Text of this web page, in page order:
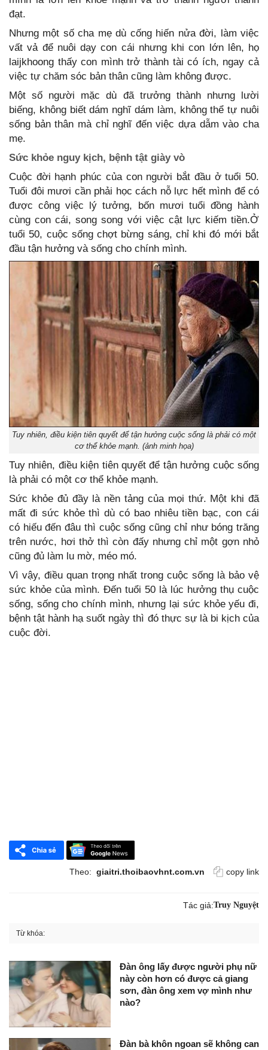
đạt.
Nhưng một số cha mẹ dù cống hiến nửa đời, làm việc
vất vả để nuôi dạy con cái nhưng khi con lớn lên, họ
laijkhoong thấy con mình trở thành tài có ích, ngay cả
việc tự chăm sóc bản thân cũng làm không được.
Một số người mặc dù đã trưởng thành nhưng lười
biếng, không biết dám nghĩ dám làm, không thể tự nuôi
sống bản thân mà chỉ nghĩ đến việc dựa dẫm vào cha
mẹ.
Sức khỏe nguy kịch, bệnh tật giày vò
Cuộc đời hạnh phúc của con người bắt đầu ở tuổi 50.
Tuổi đôi mươi cần phải học cách nỗ lực hết mình để có
được công việc lý tưởng, bốn mươi tuổi đồng hành
cùng con cái, song song với việc cật lực kiếm tiền.Ở
tuổi 50, cuộc sống chợt bừng sáng, chỉ khi đó mới bắt
đầu tận hưởng và sống cho chính mình.
Tuy nhiên, điều kiện tiên quyết để tận hưởng cuộc sống là phải có một
cơ thể khỏe mạnh. (ảnh minh họa)
Tuy nhiên, điều kiện tiên quyết để tận hưởng cuộc sống
là phải có một cơ thể khỏe mạnh.
Sức khỏe đủ đầy là nền tảng của mọi thứ. Một khi đã
mất đi sức khỏe thì dù có bao nhiêu tiền bạc, con cái
có hiếu đến đâu thì cuộc sống cũng chỉ như bóng trăng
trên nước, hơi thở thì còn đấy nhưng chỉ một gợn nhỏ
cũng đủ làm lu mờ, méo mó.
Vì vậy, điều quan trọng nhất trong cuộc sống là bảo vệ
sức khỏe của mình. Đến tuổi 50 là lúc hưởng thụ cuộc
sống, sống cho chính mình, nhưng lại sức khỏe yếu đi,
bệnh tật hành hạ suốt ngày thì đó thực sự là bi kịch của
cuộc đời.
Theo: giaitri.thoibaovhnt.com.vn copy link
Tác giả:Truy Nguyệt
Từ khóa:
Đàn ông lấy được người phụ nữ
này còn hơn có được cả giang
sơn, đàn ông xem vợ mình như
nào?
Đàn bà khôn ngoan sẽ không can